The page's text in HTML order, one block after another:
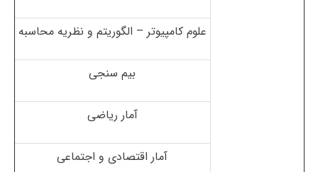
علوم کامپیوتر – الگوریتم و نظریه محاسبه
بیم سنجی
آمار ریاضی
آمار اقتصادی و اجتماعی